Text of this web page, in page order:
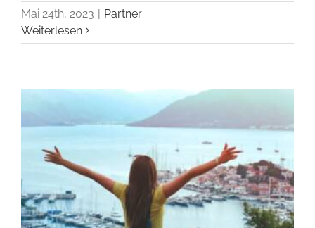
Mai 24th, 2023 | Partner
Weiterlesen